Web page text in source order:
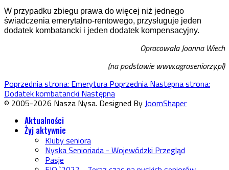
W przypadku zbiegu prawa do więcej niż jednego
świadczenia emerytalno-rentowego, przysługuje jeden
dodatek kombatancki i jeden dodatek kompensacyjny.
Opracowała Joanna Wiech
(na podstawie www.agraseniorzy.pl)
Poprzednia strona: Emerytura Poprzednia Następna strona:
Dodatek kombatancki Następna
© 2005-2026 Nasza Nysa. Designed ByJoomShaper
Aktualności
Żyj aktywnie
Kluby seniora
Nyska Senioriada - Wojewódzki Przegląd
Pasje